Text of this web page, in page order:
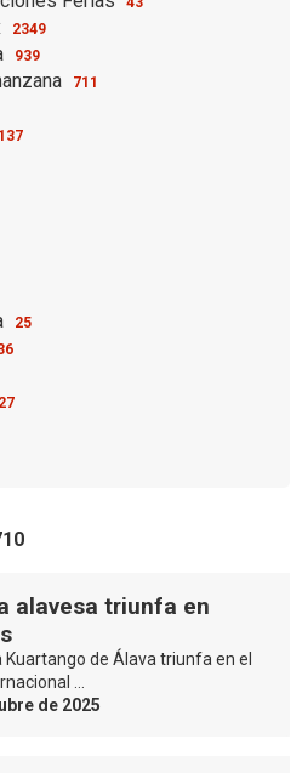
2349
939
711
137
25
alavesa triunfa en
Kuartango de Álava triunfa en el
…
de 2025